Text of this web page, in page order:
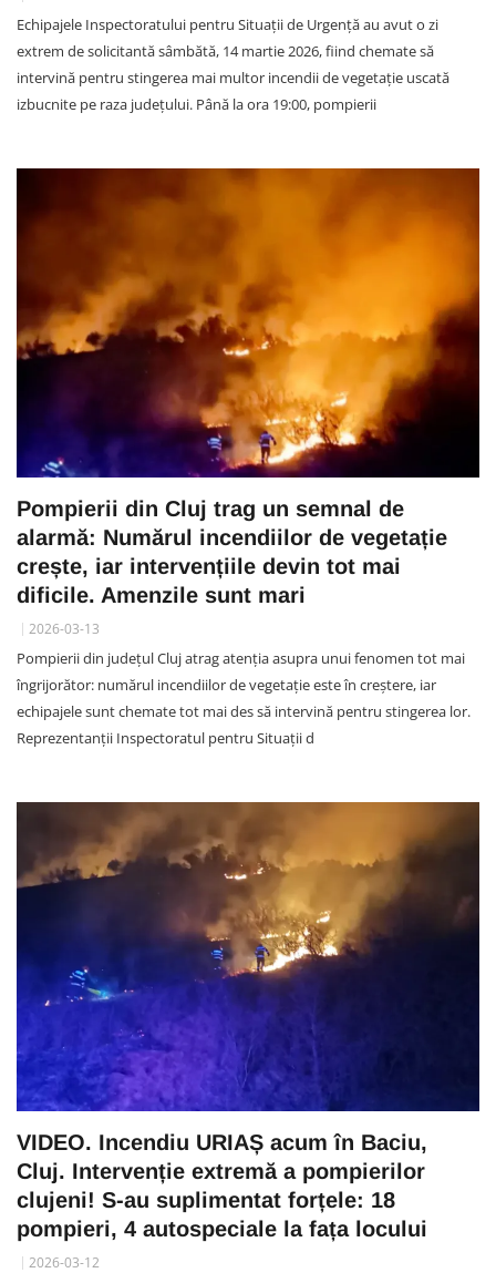
Echipajele Inspectoratului pentru Situații de Urgență au avut o zi
extrem de solicitantă sâmbătă, 14 martie 2026, fiind chemate să
intervină pentru stingerea mai multor incendii de vegetație uscată
izbucnite pe raza județului. Până la ora 19:00, pompierii
Pompierii din Cluj trag un semnal de
alarmă: Numărul incendiilor de vegetație
crește, iar intervențiile devin tot mai
dificile. Amenzile sunt mari
2026-03-13
Pompierii din județul Cluj atrag atenția asupra unui fenomen tot mai
îngrijorător: numărul incendiilor de vegetație este în creștere, iar
echipajele sunt chemate tot mai des să intervină pentru stingerea lor.
Reprezentanții Inspectoratul pentru Situații d
VIDEO. Incendiu URIAȘ acum în Baciu,
Cluj. Intervenție extremă a pompierilor
clujeni! S-au suplimentat forțele: 18
pompieri, 4 autospeciale la fața locului
2026-03-12